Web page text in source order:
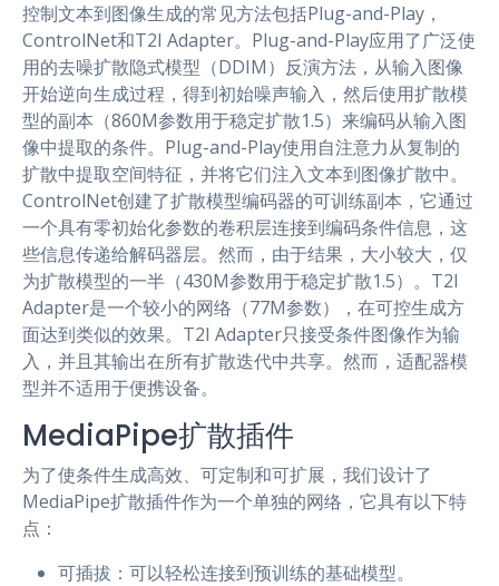
控制文本到图像生成的常见方法包括Plug-and-Play，
ControlNet和T2I Adapter。Plug-and-Play应用了广泛使
用的去噪扩散隐式模型（DDIM）反演方法，从输入图像
开始逆向生成过程，得到初始噪声输入，然后使用扩散模
型的副本（860M参数用于稳定扩散1.5）来编码从输入图
像中提取的条件。Plug-and-Play使用自注意力从复制的
扩散中提取空间特征，并将它们注入文本到图像扩散中。
ControlNet创建了扩散模型编码器的可训练副本，它通过
一个具有零初始化参数的卷积层连接到编码条件信息，这
些信息传递给解码器层。然而，由于结果，大小较大，仅
为扩散模型的一半（430M参数用于稳定扩散1.5）。T2I
Adapter是一个较小的网络（77M参数），在可控生成方
面达到类似的效果。T2I Adapter只接受条件图像作为输
入，并且其输出在所有扩散迭代中共享。然而，适配器模
型并不适用于便携设备。
MediaPipe扩散插件
为了使条件生成高效、可定制和可扩展，我们设计了
MediaPipe扩散插件作为一个单独的网络，它具有以下特
点：
可插拔：可以轻松连接到预训练的基础模型。